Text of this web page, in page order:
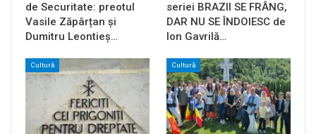
de Securitate: preotul
Vasile Zăpârțan și
Dumitru Leontieș…
seriei BRAZII SE FRÂNG,
DAR NU SE ÎNDOIESC de
Ion Gavrilă…
Cultură Cultură